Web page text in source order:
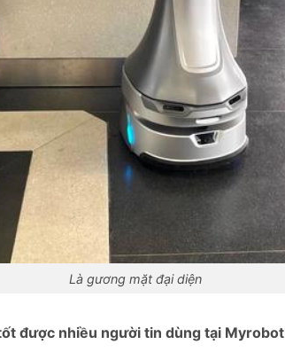
Là gương mặt đại diện
được nhiều người tin dùng tại Myrobot